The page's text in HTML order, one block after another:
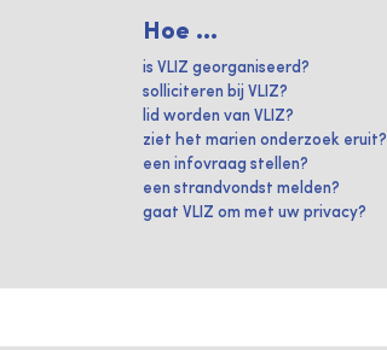
Hoe ...
is VLIZ georganiseerd?
solliciteren bij VLIZ?
lid worden van VLIZ?
ziet het marien onderzoek eruit?
een infovraag stellen?
een strandvondst melden?
gaat VLIZ om met uw privacy?